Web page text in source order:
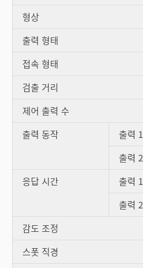
형상
출력 형태
접속 형태
검출 거리
제어 출력 수
출력 동작
출력 1
출력 2
응답 시간
출력 1
출력 2
감도 조정
스폿 직경